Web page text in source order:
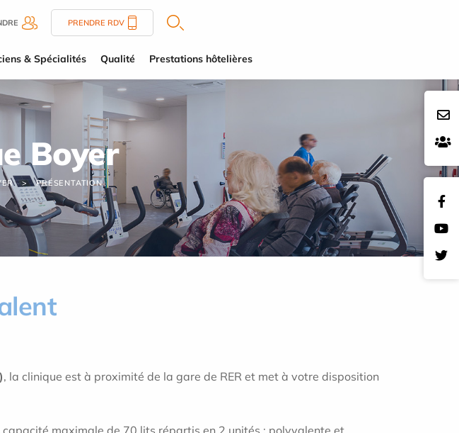
PRENDRE RDV
& Spécialités Qualité Prestations hôtelières
Boyer
PRÉSENTATION
, la clinique est à proximité de la gare de RER et met à votre disposition
maximale de 70 lits répartis en 2 unités : polyvalente et